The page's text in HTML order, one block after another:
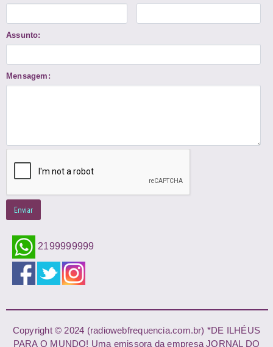
Assunto:
Mensagem:
Enviar
2199999999
Copyright © 2024 (radiowebfrequencia.com.br) *DE ILHÉUS
PARA O MUNDO! Uma emissora da empresa JORNAL DO